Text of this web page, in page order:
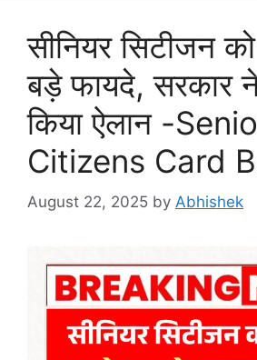
सीनियर सिटीजन
बड़े फायदे, सरकार
किया ऐलान -
Citizens Card
August 22, 2025 by Abhishek